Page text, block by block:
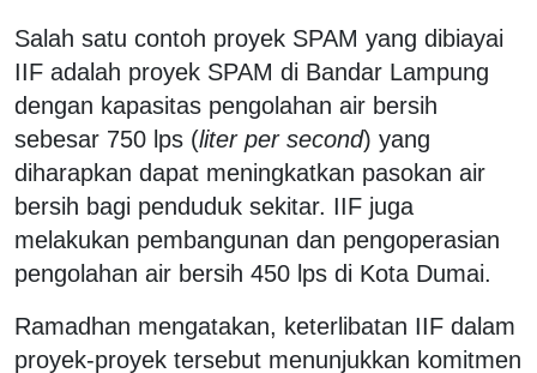
Salah satu contoh proyek SPAM yang dibiayai
IIF adalah proyek SPAM di Bandar Lampung
dengan kapasitas pengolahan air bersih
sebesar 750 lps (liter per second) yang
diharapkan dapat meningkatkan pasokan air
bersih bagi penduduk sekitar. IIF juga
melakukan pembangunan dan pengoperasian
pengolahan air bersih 450 lps di Kota Dumai.
Ramadhan mengatakan, keterlibatan IIF dalam
proyek-proyek tersebut menunjukkan komitmen